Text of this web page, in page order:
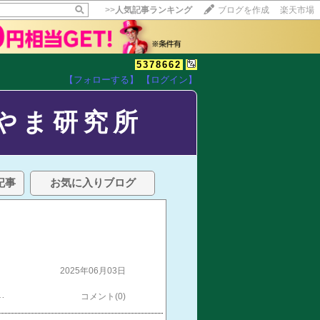
>>人気記事ランキング ブログを作成 楽天市場
5378662
【フォローする】 【ログイン】
ま研究所
事 お気に入りブログ
2025年06月03日
コメント(0)